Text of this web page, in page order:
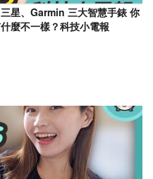
星、Garmin 三大智慧手錶 你
麼不一樣？科技小電報